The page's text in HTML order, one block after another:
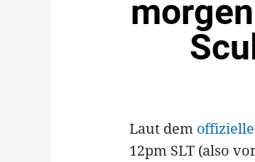
Laut dem
12pm SLT (also